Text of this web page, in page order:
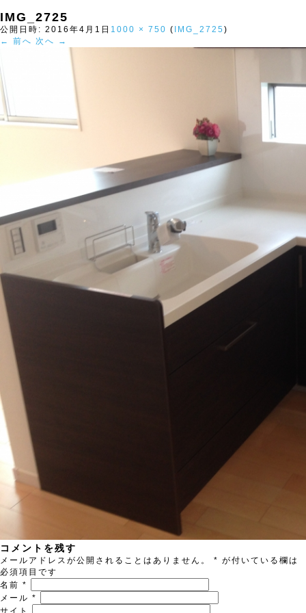
IMG_2725
公開日時: 2016年4月1日 1000 × 750 ( IMG_2725 )
← 前へ 次へ →
コメントを残す
メールアドレスが公開されることはありません。 * が付いている欄は
必須項目です
名前 *
メール *
サイト